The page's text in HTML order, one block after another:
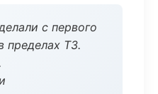
с первого
пределах ТЗ.